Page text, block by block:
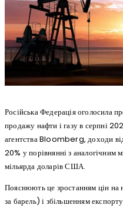
Російська Федерація оголосила
продажу нафти і газу в серпні
агентства Bloomberg, доходи
20% у порівнянні з аналогічним
мільярда доларів США.
Пояснюють це зростанням цін на
за барель) і збільшенням